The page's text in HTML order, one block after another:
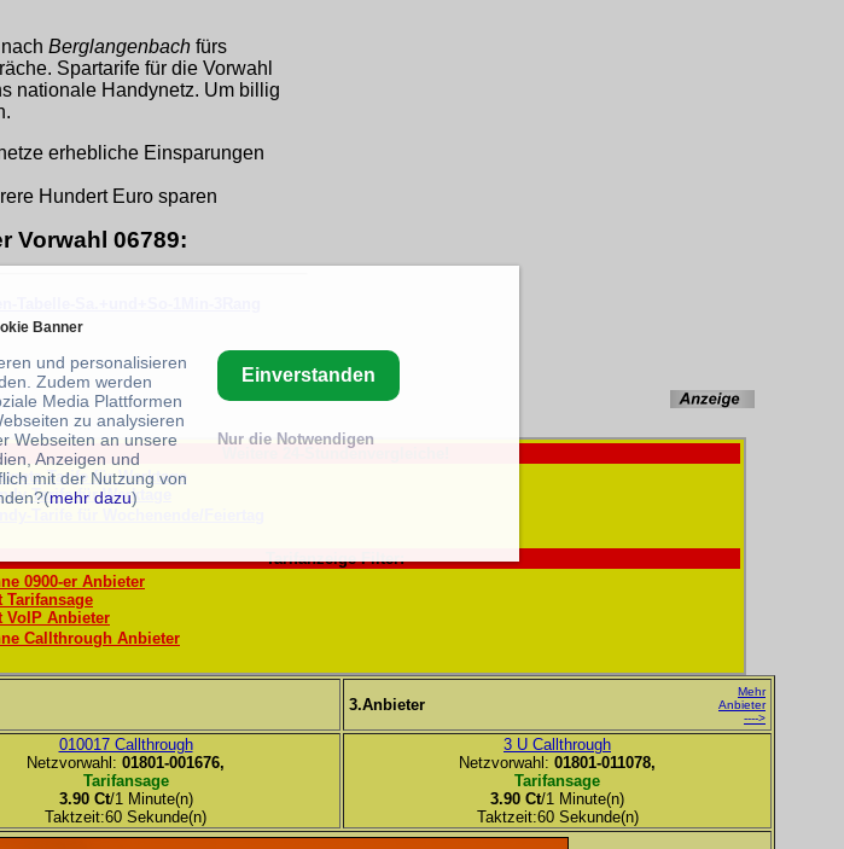
Berglangenbach fürs
Spartarife für die Vorwahl
nationale Handynetz. Um billig
erhebliche Einsparungen
Hundert Euro sparen
Vorwahl 06789:
Weitere 24-Stundenvergleiche!
Tarife für Werktage
Tarife für Werktage
Tarifanzeige Filter:
0900-er Anbieter
Tarifansage
VoIP Anbieter
Callthrough Anbieter
3.Anbieter
Mehr
Anbieter
---->
010017 Callthrough
Netzvorwahl: 01801-001676,
Tarifansage
3.90 Ct/1 Minute(n)
Taktzeit:60 Sekunde(n)
3 U Callthrough
Netzvorwahl: 01801-011078,
Tarifansage
3.90 Ct/1 Minute(n)
Taktzeit:60 Sekunde(n)
Banner
und personalisieren
Zudem werden
Media Plattformen
zu analysieren
Webseiten an unsere
Anzeigen und
mit der Nutzung von
mehr dazu)
Einverstanden
Nur die Notwendigen